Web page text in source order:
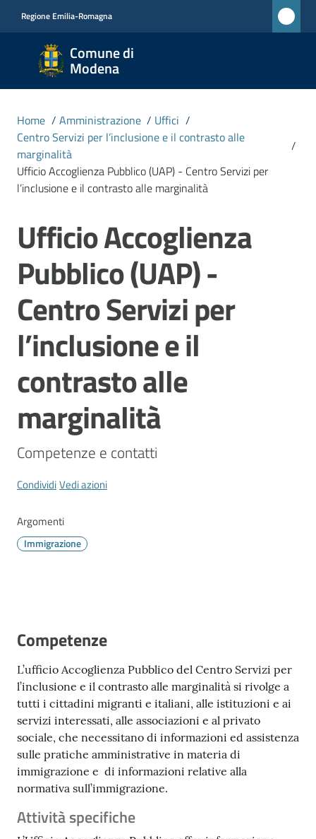
Regione Emilia-Romagna
Comune di
Modena
Comune
di
Modena
CIVICA
MONET
Novità
Servizi
Vivere
Modena
Argomenti
Seguici
Home / Amministrazione / Uffici /
Centro Servizi per l’inclusione e il contrasto alle
marginalità
/
Ufficio Accoglienza Pubblico (UAP) - Centro Servizi per
l’inclusione e il contrasto alle marginalità
Salta al contenuto
Ufficio Accoglienza
Pubblico (UAP) -
Centro Servizi per
l’inclusione e il
contrasto alle
marginalità
Competenze e contatti
CondividiVedi azioni
Argomenti
Immigrazione
Competenze
L’ufficio Accoglienza Pubblico del Centro Servizi per
l’inclusione e il contrasto alle marginalità si rivolge a
tutti i cittadini migranti e italiani, alle istituzioni e ai
servizi interessati, alle associazioni e al privato
sociale, che necessitano di informazioni ed assistenza
sulle pratiche amministrative in materia di
immigrazione e di informazioni relative alla
normativa sull’immigrazione.
Attività specifiche